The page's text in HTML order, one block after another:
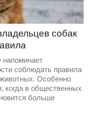
собак
напоминает
соблюдать правила
Особенно
когда в общественных
больше